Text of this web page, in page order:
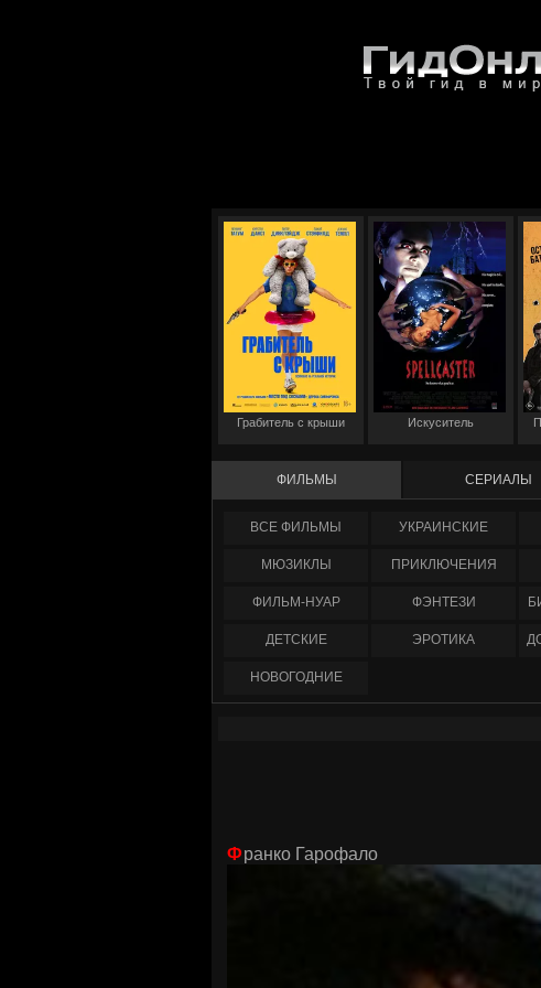
Грабитель с крыши Искуситель
ФИЛЬМЫ СЕРИАЛЫ
ФИЛЬМЫ УКРАИНCКИЕ
МЮЗИКЛЫ ПРИКЛЮЧЕНИЯ
ФИЛЬМ-НУАР ФЭНТЕЗИ
ДЕТСКИЕ ЭРОТИКА
НОВОГОДНИЕ
Франко Гарофало